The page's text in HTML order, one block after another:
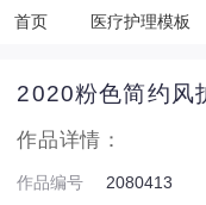
首页 医疗护理模板
2020粉色简约风
作品详情：
作品编号 2080413